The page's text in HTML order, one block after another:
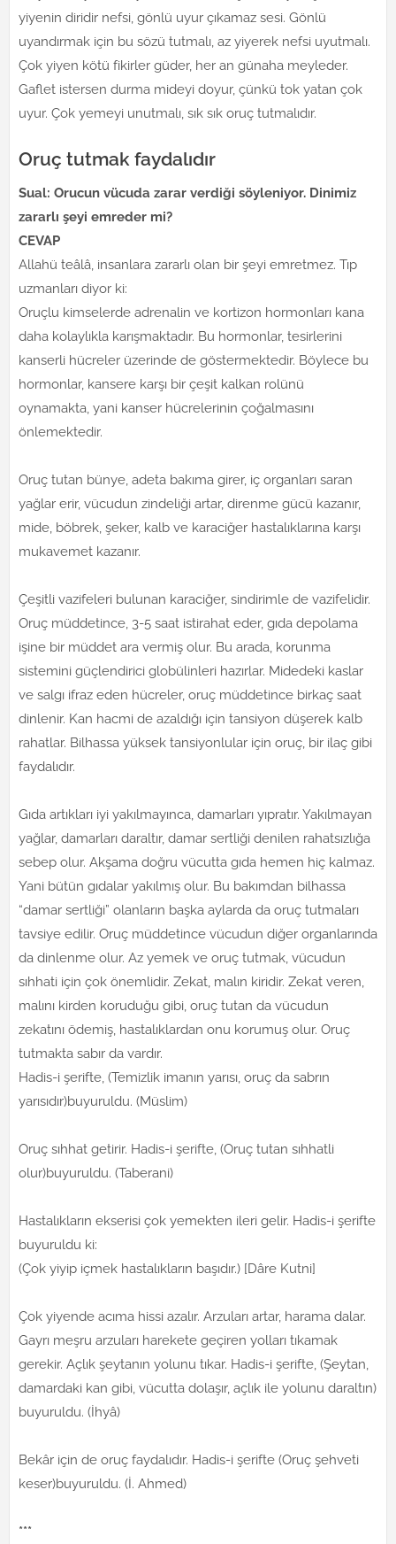
yiyenin diridir nefsi, gönlü uyur çıkamaz sesi. Gönlü
uyandırmak için bu sözü tutmalı, az yiyerek nefsi uyutmalı.
Çok yiyen kötü fikirler güder, her an günaha meyleder.
Gaflet istersen durma mideyi doyur, çünkü tok yatan çok
uyur. Çok yemeyi unutmalı, sık sık oruç tutmalıdır.
Oruç tutmak faydalıdır
Sual: Orucun vücuda zarar verdiği söyleniyor. Dinimiz
zararlı şeyi emreder mi?
CEVAP
Allahü teâlâ, insanlara zararlı olan bir şeyi emretmez. Tıp
uzmanları diyor ki:
Oruçlu kimselerde adrenalin ve kortizon hormonları kana
daha kolaylıkla karışmaktadır. Bu hormonlar, tesirlerini
kanserli hücreler üzerinde de göstermektedir. Böylece bu
hormonlar, kansere karşı bir çeşit kalkan rolünü
oynamakta, yani kanser hücrelerinin çoğalmasını
önlemektedir.
Oruç tutan bünye, adeta bakıma girer, iç organları saran
yağlar erir, vücudun zindeliği artar, direnme gücü kazanır,
mide, böbrek, şeker, kalb ve karaciğer hastalıklarına karşı
mukavemet kazanır.
Çeşitli vazifeleri bulunan karaciğer, sindirimle de vazifelidir.
Oruç müddetince, 3-5 saat istirahat eder, gıda depolama
işine bir müddet ara vermiş olur. Bu arada, korunma
sistemini güçlendirici globülinleri hazırlar. Midedeki kaslar
ve salgı ifraz eden hücreler, oruç müddetince birkaç saat
dinlenir. Kan hacmi de azaldığı için tansiyon düşerek kalb
rahatlar. Bilhassa yüksek tansiyonlular için oruç, bir ilaç gibi
faydalıdır.
Gıda artıkları iyi yakılmayınca, damarları yıpratır. Yakılmayan
yağlar, damarları daraltır, damar sertliği denilen rahatsızlığa
sebep olur. Akşama doğru vücutta gıda hemen hiç kalmaz.
Yani bütün gıdalar yakılmış olur. Bu bakımdan bilhassa
“damar sertliği” olanların başka aylarda da oruç tutmaları
tavsiye edilir. Oruç müddetince vücudun diğer organlarında
da dinlenme olur. Az yemek ve oruç tutmak, vücudun
sıhhati için çok önemlidir. Zekat, malın kiridir. Zekat veren,
malını kirden koruduğu gibi, oruç tutan da vücudun
zekatını ödemiş, hastalıklardan onu korumuş olur. Oruç
tutmakta sabır da vardır.
Hadis-i şerifte, (Temizlik imanın yarısı, oruç da sabrın
yarısıdır)buyuruldu. (Müslim)
Oruç sıhhat getirir. Hadis-i şerifte, (Oruç tutan sıhhatli
olur)buyuruldu. (Taberani)
Hastalıkların ekserisi çok yemekten ileri gelir. Hadis-i şerifte
buyuruldu ki:
(Çok yiyip içmek hastalıkların başıdır.) [Dâre Kutni]
Çok yiyende acıma hissi azalır. Arzuları artar, harama dalar.
Gayrı meşru arzuları harekete geçiren yolları tıkamak
gerekir. Açlık şeytanın yolunu tıkar. Hadis-i şerifte, (Şeytan,
damardaki kan gibi, vücutta dolaşır, açlık ile yolunu daraltın)
buyuruldu. (İhyâ)
Bekâr için de oruç faydalıdır. Hadis-i şerifte (Oruç şehveti
keser)buyuruldu. (İ. Ahmed)
***